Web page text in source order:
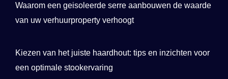
Waarom een geisoleerde serre aanbouwen de waarde
van uw verhuurproperty verhoogt
Kiezen van het juiste haardhout: tips en inzichten voor
een optimale stookervaring